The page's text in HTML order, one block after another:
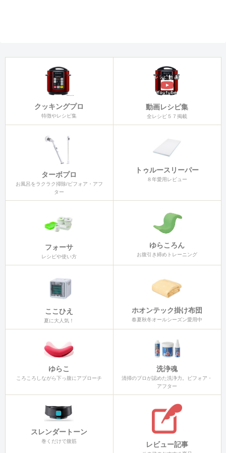
クッキングプロ
特徴やレシピ集
動画レシピ集
全レシピ５７掲載
ターボプロ
お風呂をラクラク掃除/ビフォア・アフ
ター
トゥルースリーパー
８年愛用レビュー
フォーサ
レシピや使い方
ゆらころん
お腹引き締めトレーニング
ここひえ
夏に大人気！
ホオンテック掛け布団
春夏秋冬オールシーズン愛用中
ゆらこ
ころころしながら下っ腹にアプローチ
洗浄魂
清掃のプロが認めた洗浄力。ビフォア・
アフター
スレンダートーン
巻くだけで腹筋 レビュー記事